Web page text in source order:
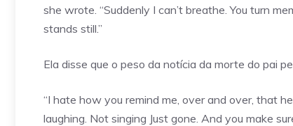
she wrote. “Suddenly I can’t breathe. You turn
stands still.”
Ela disse que o peso da notícia da morte do pai
“I hate how you remind me, over and over, that
laughing. Not singing Just gone. And you make